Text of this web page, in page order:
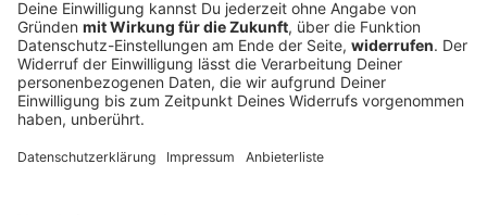
Das 15-Punkte-Dokument des Gaza-Friedensrats stößt
auf Ablehnung Israels. Netanjahu bekräftigt: Ein
Abzug kommt erst nach vollständiger Entwaffnung
der Hamas infrage.